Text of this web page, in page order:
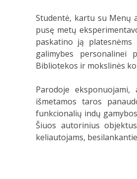
Studentė, kartu su Menų
pusę metų
paskatino ją
galimybes personalinei
Bibliotekos ir mokslinės
Parodoje
išmetamos taros
funkcionalių indų
Šiuos autorinius
keliautojams,